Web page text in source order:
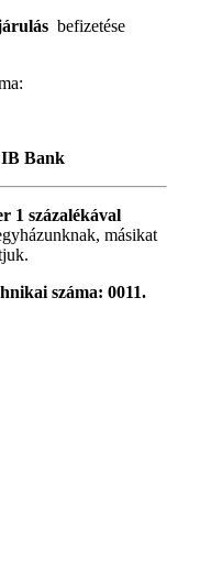
befizetése
Bank
1 százalékával
másikat
száma: 0011.